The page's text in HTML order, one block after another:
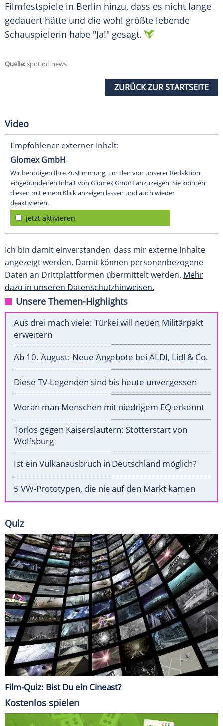
Filmfestspiele in Berlin hinzu, dass es nicht lange
gedauert hätte und die wohl größte lebende
Schauspielerin habe "Ja!" gesagt.
Quelle:spot on news
ZURÜCK ZUR STARTSEITE
Video
Empfohlener externer Inhalt:
Glomex GmbH
Wir benötigen Ihre Zustimmung, um den von unserer Redaktion
eingebundenen Inhalt von Glomex GmbH anzuzeigen. Sie können
diesen mit einem Klick anzeigen lassen und auch wieder
deaktivieren.
jetzt aktivieren
Ich bin damit einverstanden, dass mir externe Inhalte
angezeigt werden. Damit können personenbezogene
Daten an Drittplattformen übermittelt werden. Mehr
dazu in unseren Datenschutzhinweisen.
Unsere Themen-Highlights
Aus drei mach viele: Türkei will neuen Militärpakt
erweitern
Ab 10. August: Neue Angebote bei ALDI, Lidl & Co.
Diese TV-Legenden sind bis heute unvergessen
Woran man Menschen mit niedrigem EQ erkennt
Torlos gegen Kaiserslautern: Stotterstart von
Wolfsburg
Ist ein Vulkanausbruch in Deutschland möglich?
5 VW-Prototypen, die nie auf den Markt kamen
Quiz
Film-Quiz: Bist Du ein Cineast?
Kostenlos spielen